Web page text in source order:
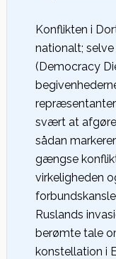
Konflikten i
nationalt;
(Democracy
svært at
sådan
gængse
virkeligheden
Ruslands
berømte tale
konstellation i